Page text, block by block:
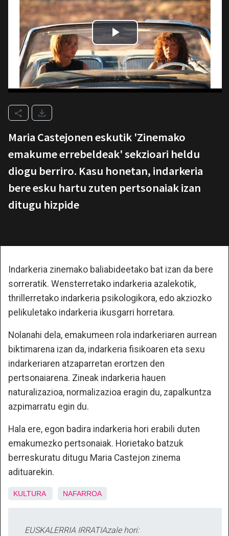
Maria Castejonen eskutik 'Zinemako
emakume errebeldeak' sekzioari heldu
diogu berriro. Kasu honetan, indarkeria
bere esku hartu zuten pertsonaiak izan
ditugu hizpide
Indarkeria zinemako baliabideetako bat izan da bere
sorreratik. Wensterretako indarkeria azalekotik,
thrillerretako indarkeria psikologikora, edo akziozko
pelikuletako indarkeria ikusgarri horretara.
Nolanahi dela, emakumeen rola indarkeriaren aurrean
biktimarena izan da, indarkeria fisikoaren eta sexu
indarkeriaren atzaparretan erortzen den
pertsonaiarena. Zineak indarkeria hauen
naturalizazioa, normalizazioa eragin du, zapalkuntza
azpimarratu egin du.
Hala ere, egon badira indarkeria hori erabili duten
emakumezko pertsonaiak. Horietako batzuk
berreskuratu ditugu Maria Castejon zinema
adituarekin.
KULTURA NAFARROA
EUSKALERRIA IRRATIAzale hori: